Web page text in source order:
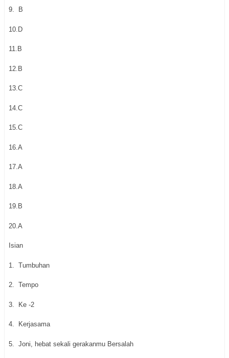
9. B
10.D
11.B
12.B
13.C
14.C
15.C
16.A
17.A
18.A
19.B
20.A
Isian
1. Tumbuhan
2. Tempo
3. Ke -2
4. Kerjasama
5. Joni, hebat sekali gerakanmu Bersalah